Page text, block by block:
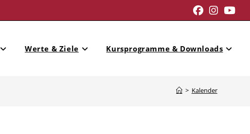
Werte & Ziele Kursprogramme & Downloads
> Kalender